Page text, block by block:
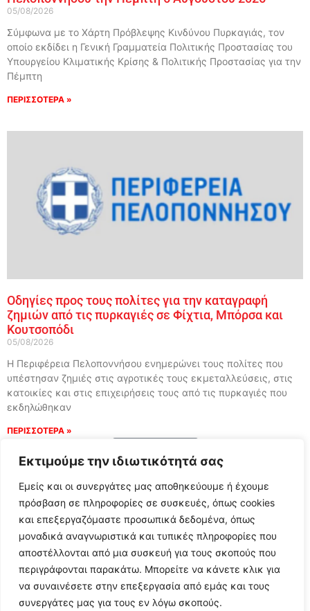
Εκτιμούμε την ιδιωτικότητά σας
Εμείς και οι συνεργάτες μας αποθηκεύουμε ή έχουμε
πρόσβαση σε πληροφορίες σε συσκευές, όπως cookies
και επεξεργαζόμαστε προσωπικά δεδομένα, όπως
μοναδικά αναγνωριστικά και τυπικές πληροφορίες που
αποστέλλονται από μια συσκευή για τους σκοπούς που
περιγράφονται παρακάτω. Μπορείτε να κάνετε κλικ για
να συναινέσετε στην επεξεργασία από εμάς και τους
συνεργάτες μας για τους εν λόγω σκοπούς.
05/08/2026
Σύμφωνα με το Χάρτη Πρόβλεψης Κινδύνου Πυρκαγιάς, τον
οποίο εκδίδει η Γενική Γραμματεία Πολιτικής Προστασίας του
Υπουργείου Κλιματικής Κρίσης & Πολιτικής Προστασίας για την
Πέμπτη
ΠΕΡΙΣΣΟΤΕΡΑ »
Οδηγίες προς τους πολίτες για την καταγραφή
ζημιών από τις πυρκαγιές σε Φίχτια, Μπόρσα και
Κουτσοπόδι
05/08/2026
Η Περιφέρεια Πελοποννήσου ενημερώνει τους πολίτες που
υπέστησαν ζημιές στις αγροτικές τους εκμεταλλεύσεις, στις
κατοικίες και στις επιχειρήσεις τους από τις πυρκαγιές που
εκδηλώθηκαν
ΠΕΡΙΣΣΟΤΕΡΑ »